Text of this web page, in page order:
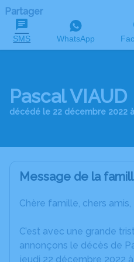
Partager
SMS WhatsApp
Pascal VIAUD
décédé le 22 décembre 2022
Message de la
Chère famille, chers amis,
C’est avec une grande
annonçons le décès de
jeudi 22 décembre 2022